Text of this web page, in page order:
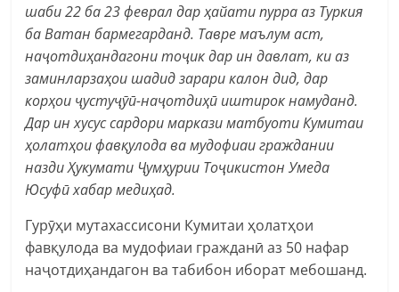
шаби 22 ба 23 феврал дар ҳайати пурра аз Туркия
ба Ватан бармегарданд. Тавре маълум аст,
наҷотдиҳандагони тоҷик дар ин давлат, ки аз
заминларзаҳои шадид зарари калон дид, дар
корҳои ҷустуҷӯӣ-наҷотдиҳӣ иштирок намуданд.
Дар ин хусус сардори маркази матбуоти Кумитаи
ҳолатҳои фавқулода ва мудофиаи граждании
назди Ҳукумати Ҷумҳурии Тоҷикистон Умеда
Юсуфӣ хабар медиҳад.
Гурӯҳи мутахассисони Кумитаи ҳолатҳои
фавқулода ва мудофиаи гражданӣ аз 50 нафар
наҷотдиҳандагон ва табибон иборат мебошанд.